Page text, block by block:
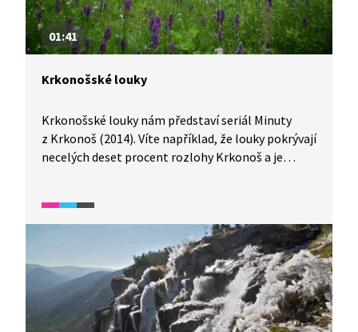
01:41
Krkonošské louky
Krkonošské louky nám představí seriál Minuty
z Krkonoš (2014). Víte například, že louky pokrývají
necelých deset procent rozlohy Krkonoš a je